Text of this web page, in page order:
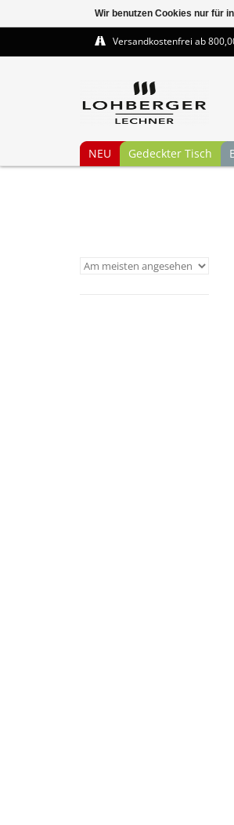
Versandkostenfrei ab
NEU Gedeckter Tisch
Wir benutzen Cookies nur für